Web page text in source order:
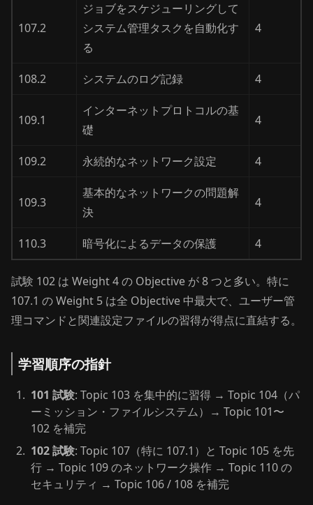
107.2
ジョブをスケジューリングして
システム管理タスクを自動化す
る
4
108.2 システムのログ記録 4
109.1
インターネットプロトコルの基
礎
4
109.2 永続的なネットワーク設定 4
109.3
基本的なネットワークの問題解
決
4
110.3 暗号化によるデータの保護 4
試験 102 は Weight 4 の Objective が 8 つと多い。特に
107.1 の Weight 5 は全 Objective 中最大で、ユーザー管
理コマンドと関連設定ファイルの習得が得点に直結する。
学習順序の指針
101 試験: Topic 103 を集中的に習得 → Topic 104（パ
ーミッション・ファイルシステム）→ Topic 101〜
102 を補完
102 試験: Topic 107（特に 107.1）と Topic 105 を先
行 → Topic 109 のネットワーク操作 → Topic 110 の
セキュリティ → Topic 106 / 108 を補完